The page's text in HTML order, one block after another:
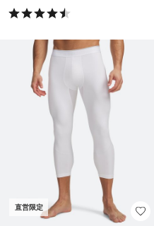
直営限定